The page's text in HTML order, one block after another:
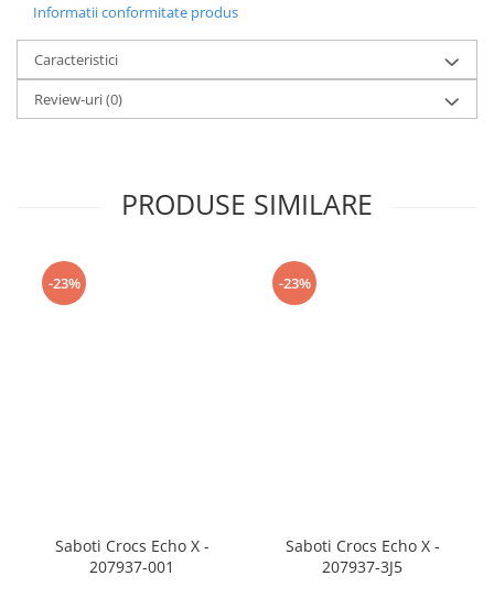
Informatii conformitate produs
Caracteristici
Review-uri(0)
PRODUSE SIMILARE
-23%
Saboti Crocs Echo X -
207937-001
-23%
Saboti Crocs Echo X -
207937-3J5